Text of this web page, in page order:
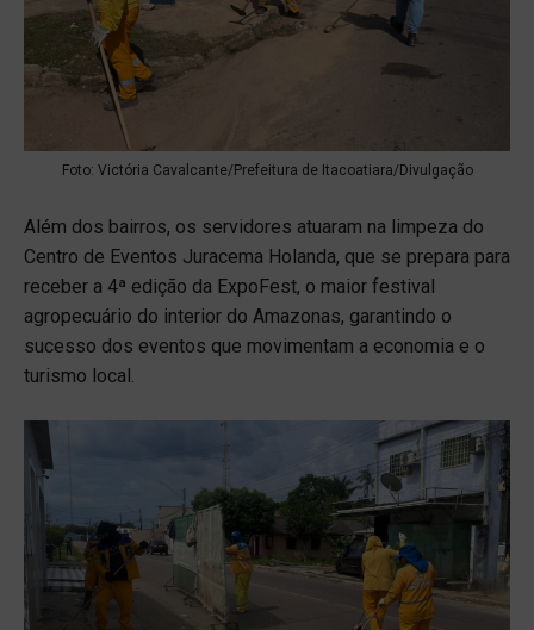
Foto: Victória Cavalcante/Prefeitura de Itacoatiara/Divulgação
Além dos bairros, os servidores atuaram na limpeza do
Centro de Eventos Juracema Holanda, que se prepara para
receber a 4ª edição da ExpoFest, o maior festival
agropecuário do interior do Amazonas, garantindo o
sucesso dos eventos que movimentam a economia e o
turismo local.